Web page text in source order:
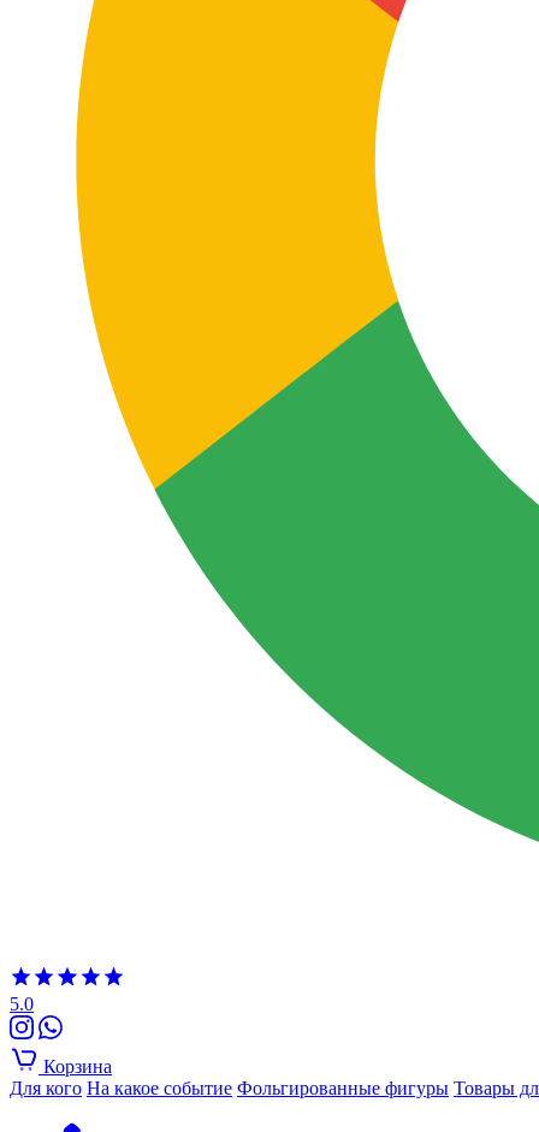
5.0
Корзина
Для кого На какое событие Фольгированные фигуры Товары